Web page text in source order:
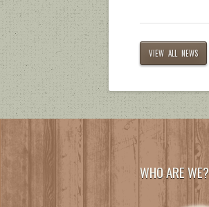
VIEW ALL NEWS
WHO ARE WE?